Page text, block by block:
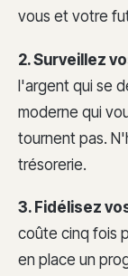
vous et votre
2. Surveillez
l'argent qui se
moderne qui
tournent pas.
trésorerie.
3. Fidélisez
coûte cinq fois
en place un